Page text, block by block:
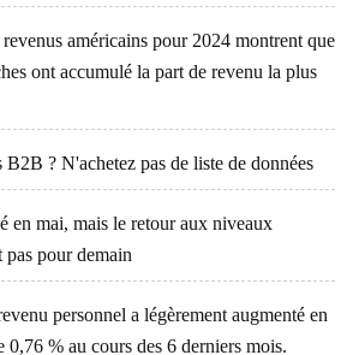
américains pour 2024 montrent que
ont accumulé la part de revenu la plus
B2B ? N'achetez pas de liste de données
en mai, mais le retour aux niveaux
pas pour demain
personnel a légèrement augmenté en
0,76 % au cours des 6 derniers mois.